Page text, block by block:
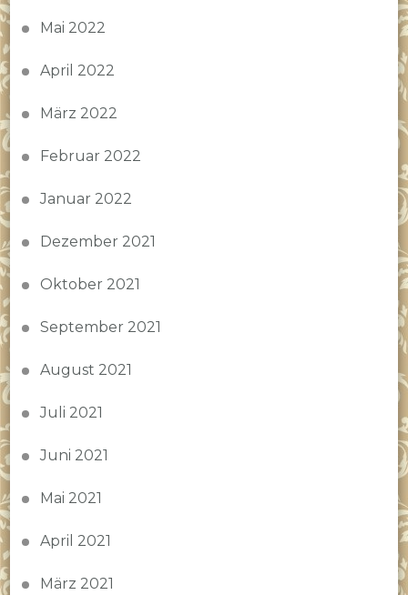
Mai 2022
April 2022
März 2022
Februar 2022
Januar 2022
Dezember 2021
Oktober 2021
September 2021
August 2021
Juli 2021
Juni 2021
Mai 2021
April 2021
März 2021